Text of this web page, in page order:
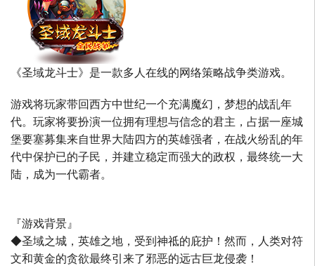
《圣域龙斗士》是一款多人在线的网络策略战争类游戏。
游戏将玩家带回西方中世纪一个充满魔幻，梦想的战乱年
代。玩家将要扮演一位拥有理想与信念的君主，占据一座城
堡要塞募集来自世界大陆四方的英雄强者，在战火纷乱的年
代中保护已的子民，并建立稳定而强大的政权，最终统一大
陆，成为一代霸者。
『游戏背景』
◆圣域之城，英雄之地，受到神祗的庇护！然而，人类对符
文和黄金的贪欲最终引来了邪恶的远古巨龙侵袭！